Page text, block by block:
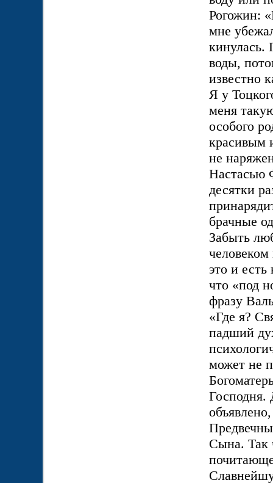
Рогожин:
мне
кинулась.
воды,
известно
Я у
меня
особого
красивым
не
Настасью
десятки
брачные
Забыть
это и есть
что «под
фразу
«Где я?
падший
может не
Господня.
Сына. Так